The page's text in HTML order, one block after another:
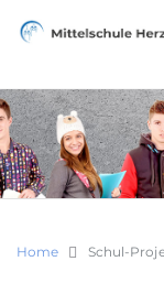
Home Schul-